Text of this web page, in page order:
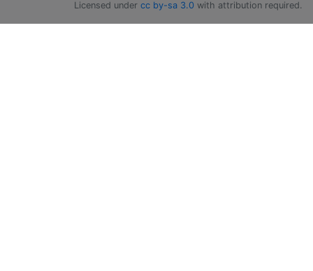
Licensed under cc by-sa 3.0 with attribution required.